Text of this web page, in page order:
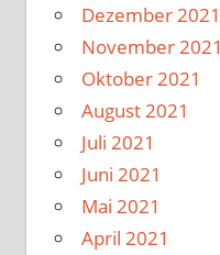
Dezember 2021
November 2021
Oktober 2021
August 2021
Juli 2021
Juni 2021
Mai 2021
April 2021